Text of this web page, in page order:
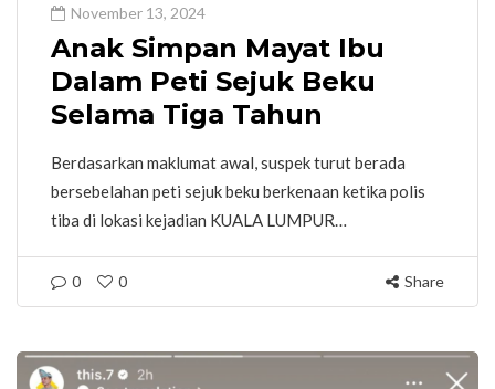
November 13, 2024
Anak Simpan Mayat Ibu
Dalam Peti Sejuk Beku
Selama Tiga Tahun
Berdasarkan maklumat awal, suspek turut berada
bersebelahan peti sejuk beku berkenaan ketika polis
tiba di lokasi kejadian KUALA LUMPUR…
0 0 Share